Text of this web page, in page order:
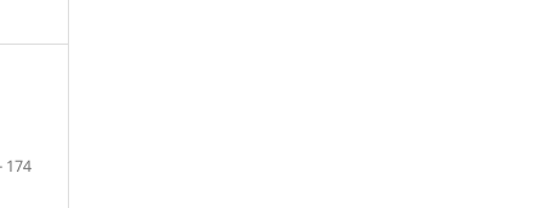
174